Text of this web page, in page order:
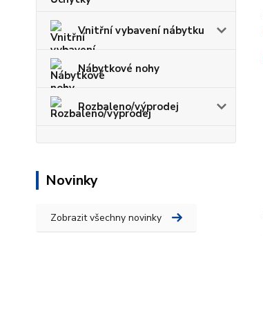
Vnitřní vybavení nábytku
Nábytkové nohy
Rozbaleno/výprodej
Novinky
Zobrazit všechny novinky